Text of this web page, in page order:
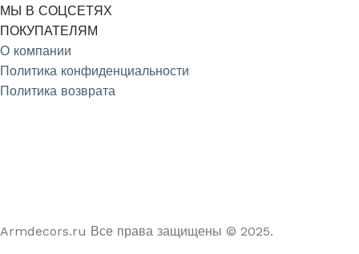
МЫ В СОЦСЕТЯХ
ПОКУПАТЕЛЯМ
О компании
Политика конфиденциальности
Политика возврата
Armdecors.ru Все права защищены © 2025. ​